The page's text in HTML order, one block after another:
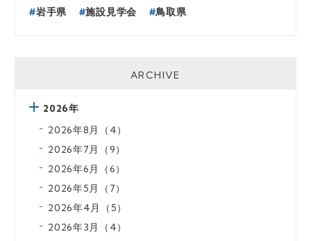
岩手県
施設見学会 鳥取県
ARCHIVE
2026年
2026年8月（4）
2026年7月（9）
2026年6月（6）
2026年5月（7）
2026年4月（5）
2026年3月（4）